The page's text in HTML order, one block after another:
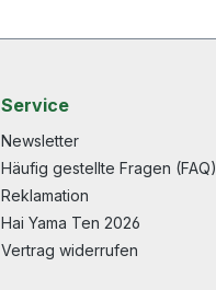
Service
Newsletter
Häufig gestellte Fragen (FAQ)
Reklamation
Hai Yama Ten 2026
Vertrag widerrufen